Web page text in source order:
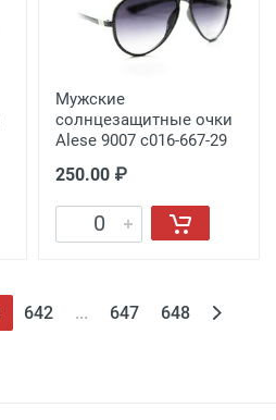
Мужские
солнцезащитные очки
Alese 9007 с016-667-29
250.00 ₽
642 ... 647 648